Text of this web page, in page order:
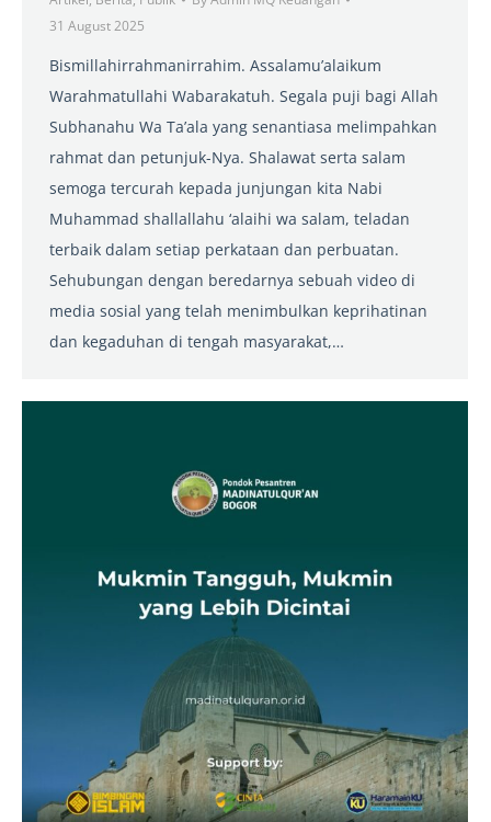
31 August 2025
Bismillahirrahmanirrahim. Assalamu’alaikum
Warahmatullahi Wabarakatuh. Segala puji bagi Allah
Subhanahu Wa Ta’ala yang senantiasa melimpahkan
rahmat dan petunjuk-Nya. Shalawat serta salam
semoga tercurah kepada junjungan kita Nabi
Muhammad shallallahu ‘alaihi wa salam, teladan
terbaik dalam setiap perkataan dan perbuatan.
Sehubungan dengan beredarnya sebuah video di
media sosial yang telah menimbulkan keprihatinan
dan kegaduhan di tengah masyarakat,…